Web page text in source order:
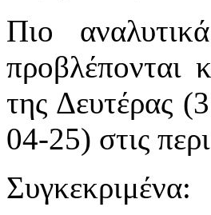
Πιο
προβλέπονται
της Δευτέρας
04-25) στις
Συγκεκριμένα: